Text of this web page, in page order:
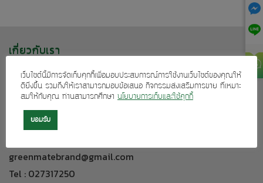
เกี่ยวกับเรา
บริการลูกค้า
ผลิตภัณฑ์ของเรา
ติดต่อเรา
304 อาคารทีเอฟ ถนนศรีนครินทร์ แขวงหัวหมาก เขตบางกะปิ
greenmatebrand@gmail.com
Tel : 027317250
เว็บไซต์นี้มีการจัดเก็บคุกกี้เพื่อมอบประสบการณ์การใช้งานเว็บไซต์ของคุณให้
ดียิ่งขึ้น รวมถึงให้เราสามารถมอบข้อเสนอ กิจกรรมส่งเสริมการขาย ที่เหมาะ
สมให้กับคุณ ท่านสามารถศึกษา นโยบายการเก็บและใช้คุกกี้
ยอมรับ